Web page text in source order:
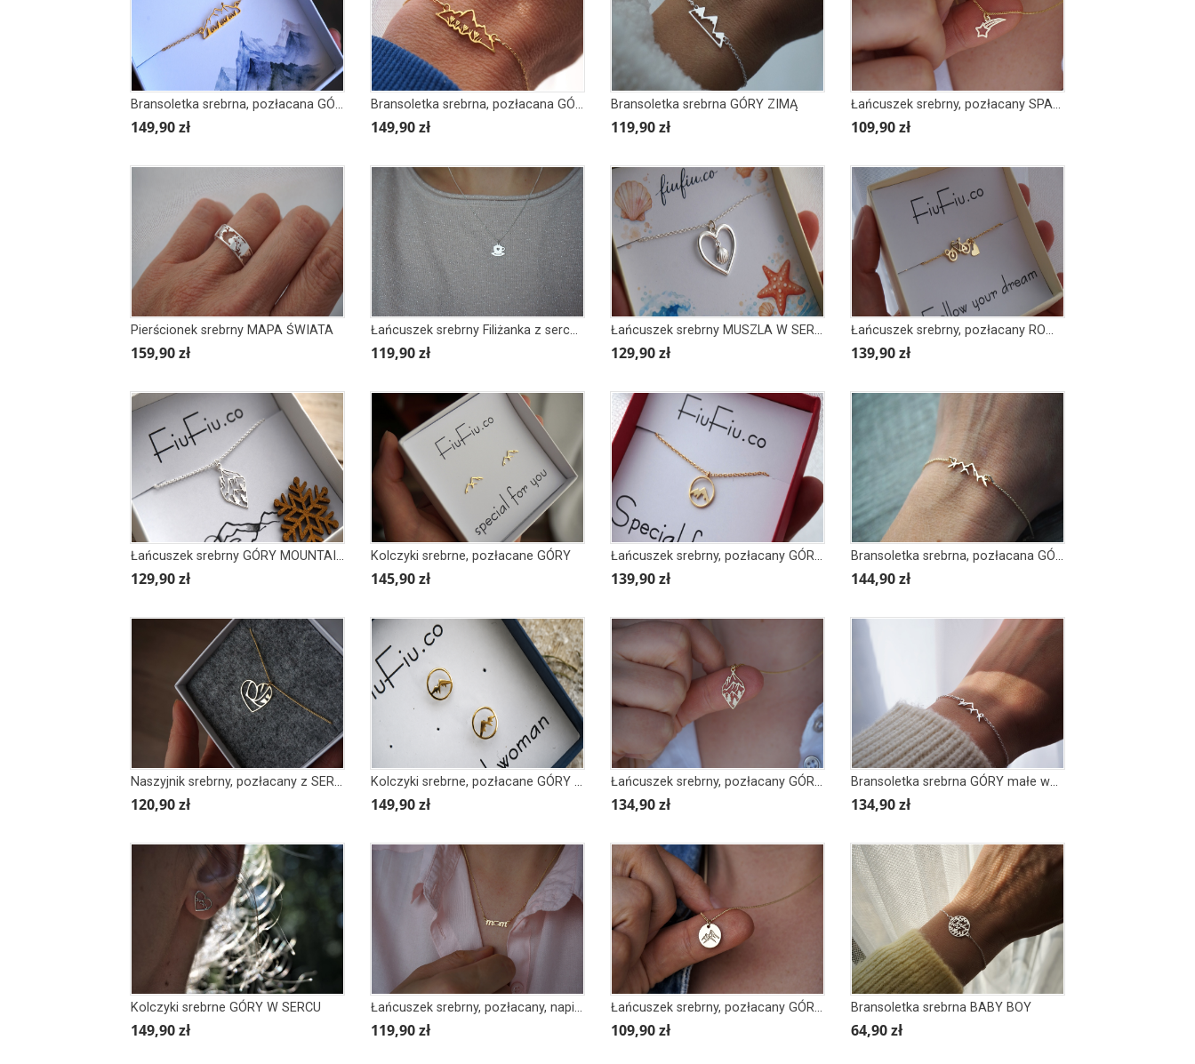
Bransoletka srebrna, pozłacana GÓRY GIEWONT
149,90 zł
Bransoletka srebrna, pozłacana GÓRY KROKUSY
149,90 zł
Bransoletka srebrna GÓRY ZIMĄ
119,90 zł
Łańcuszek srebrny, pozłacany SPADAJĄCA GWIAZDKA
109,90 zł
Pierścionek srebrny MAPA ŚWIATA
159,90 zł
Łańcuszek srebrny Filiżanka z sercem
119,90 zł
Łańcuszek srebrny MUSZLA W SERCU WISZĄCA
129,90 zł
Łańcuszek srebrny, pozłacany ROWER Z SERCEM
139,90 zł
Łańcuszek srebrny GÓRY MOUNTAINS romb z górami
129,90 zł
Kolczyki srebrne, pozłacane GÓRY
145,90 zł
Łańcuszek srebrny, pozłacany GÓRY W KOLE mniejsza wersja
139,90 zł
Bransoletka srebrna, pozłacana GÓRY obrys
144,90 zł
Naszyjnik srebrny, pozłacany z SERCEM z napisem LOVE MIŁOŚĆ
120,90 zł
Kolczyki srebrne, pozłacane GÓRY W KOLE większe
149,90 zł
Łańcuszek srebrny, pozłacany GÓRY MOUNTAINS romb z górami
134,90 zł
Bransoletka srebrna GÓRY małe wersja
134,90 zł
Kolczyki srebrne GÓRY W SERCU
149,90 zł
Łańcuszek srebrny, pozłacany, napis MOM, SERCE, MIŁOŚCI
119,90 zł
Łańcuszek srebrny, pozłacany GÓRY BLASZKA
109,90 zł
Bransoletka srebrna BABY BOY
64,90 zł